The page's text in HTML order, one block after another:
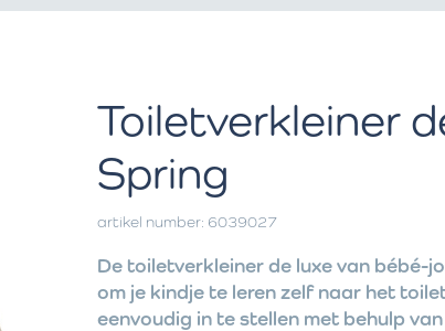
Toiletverkleiner
Spring
artikel number: 6039027
De toiletverkleiner de luxe van bébé-
om je kindje te leren zelf naar het
eenvoudig in te stellen met behulp